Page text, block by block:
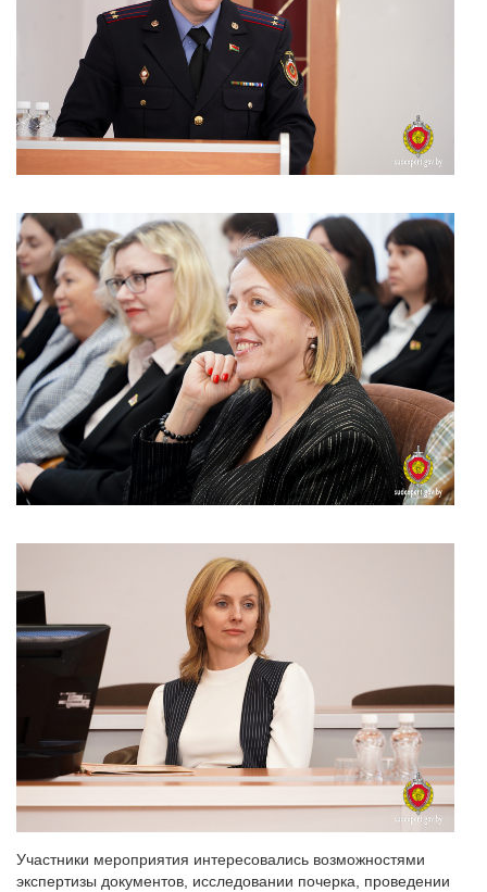
Участники мероприятия интересовались возможностями
экспертизы документов, исследовании почерка, проведении